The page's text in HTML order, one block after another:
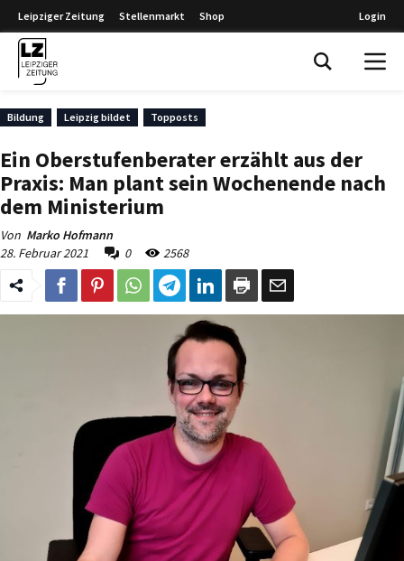
Leipziger Zeitung Stellenmarkt Shop Login
Bildung Leipzig bildet Topposts
Ein Oberstufenberater erzählt aus der
Praxis: Man plant sein Wochenende nach
dem Ministerium
Von Marko Hofmann
28. Februar 2021
0 2568